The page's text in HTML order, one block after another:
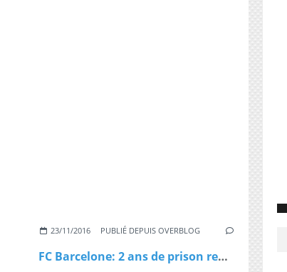
23/11/2016 PUBLIÉ DEPUIS OVERBLOG
FC Barcelone: 2 ans de prison requis contre Neymar pour son transfert présumé frauduleux